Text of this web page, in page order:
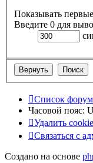
Показывать
Введите 0 для
Список
Часовой пояс:
Удалить
Связаться с
Создано на основе